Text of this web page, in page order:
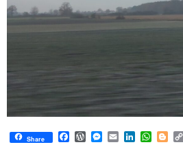
Share Facebook
WordPress
Messenger
EmailLinkedIn